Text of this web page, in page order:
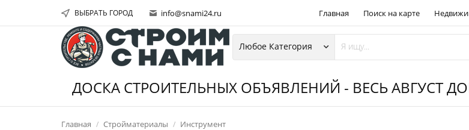
ВЫБРАТЬ ГОРОД info@snami24.ru Главная Поиск на карте
ДОСКА СТРОИТЕЛЬНЫХ ОБЪЯВЛЕНИЙ - ВЕСЬ АВГУСТ
Главная Стройматериалы Инструмент